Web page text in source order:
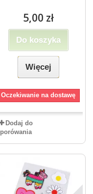
5,00 zł
Do koszyka
Więcej
Oczekiwanie na dostawę
Dodaj do
porówania